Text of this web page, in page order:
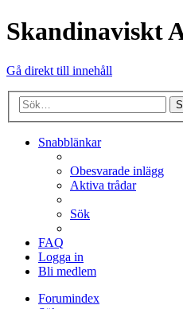
Skandinaviskt
Gå direkt till innehåll
Snabblänkar
Obesvarade inlägg
Aktiva trådar
Sök
FAQ
Logga in
Bli medlem
Forumindex